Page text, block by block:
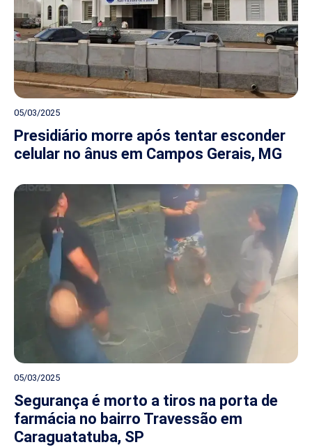
05/03/2025
Presidiário morre após tentar esconder
celular no ânus em Campos Gerais, MG
05/03/2025
Segurança é morto a tiros na porta de
farmácia no bairro Travessão em
Caraguatatuba, SP